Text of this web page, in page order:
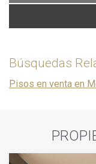
Búsquedas
Pisos en venta en